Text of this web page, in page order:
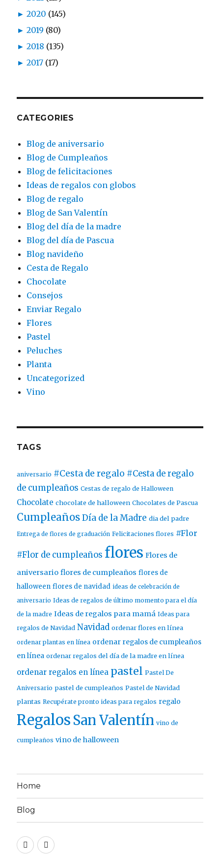
► 2020 (145)
► 2019 (80)
► 2018 (135)
► 2017 (17)
CATEGORIES
Blog de aniversario
Blog de Cumpleaños
Blog de felicitaciones
Ideas de regalos con globos
Blog de regalo
Blog de San Valentín
Blog del día de la madre
Blog del día de Pascua
Blog navideño
Cesta de Regalo
Chocolate
Consejos
Enviar Regalo
Flores
Pastel
Peluches
Planta
Uncategorized
Vino
TAGS
aniversario #Cesta de regalo #Cesta de regalo
de cumpleaños Cestas de regalo de Halloween
Chocolate chocolate de halloween Chocolates de Pascua
Cumpleaños Día de la Madre dia del padre
Entrega de flores de graduación Felicitaciones flores #Flor
#Flor de cumpleaños flores Flores de
aniversario flores de cumpleaños flores de
halloween flores de navidad ideas de celebración de
aniversario Ideas de regalos de último momento para el día
de la madre Ideas de regalos para mamá Ideas para
regalos de Navidad Navidad ordenar flores en línea
ordenar plantas en línea ordenar regalos de cumpleaños
en línea ordenar regalos del día de la madre en línea
ordenar regalos en línea pastel Pastel De
Aniversario pastel de cumpleaños Pastel de Navidad
plantas Recupérate pronto ideas para regalos regalo
Regalos San Valentín vino de
cumpleaños vino de halloween
Home
Blog
TwitterFacebook